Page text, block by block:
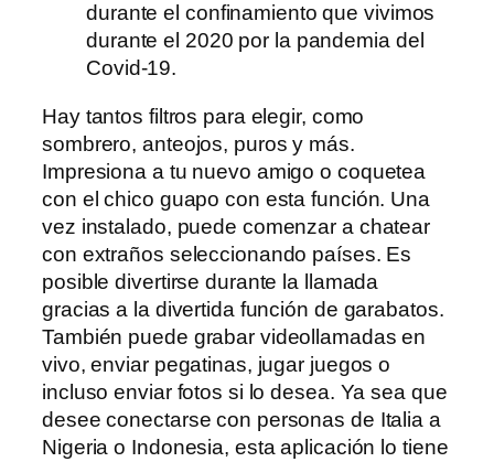
durante el confinamiento que vivimos
durante el 2020 por la pandemia del
Covid-19.
Hay tantos filtros para elegir, como
sombrero, anteojos, puros y más.
Impresiona a tu nuevo amigo o coquetea
con el chico guapo con esta función. Una
vez instalado, puede comenzar a chatear
con extraños seleccionando países. Es
posible divertirse durante la llamada
gracias a la divertida función de garabatos.
También puede grabar videollamadas en
vivo, enviar pegatinas, jugar juegos o
incluso enviar fotos si lo desea. Ya sea que
desee conectarse con personas de Italia a
Nigeria o Indonesia, esta aplicación lo tiene